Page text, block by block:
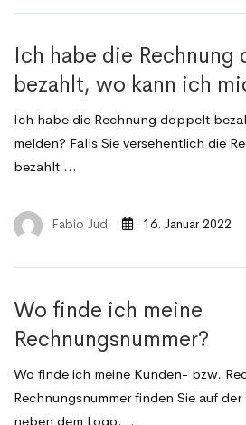
Ich habe die Rechnung
bezahlt, wo kann ich
Ich habe die Rechnung doppelt
melden? Falls Sie versehentlich die
bezahlt …
Fabio Jud 16. Januar 2022
Wo finde ich meine
Rechnungsnummer?
Wo finde ich meine Kunden- bzw.
Rechnungsnummer finden Sie auf
neben dem Logo. …